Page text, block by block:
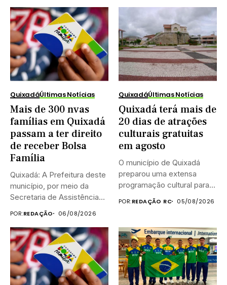
QuixadáÚltimas Notícias
Mais de 300 nvas
famílias em Quixadá
passam a ter direito
de receber Bolsa
Família
Quixadá: A Prefeitura deste
município, por meio da
Secretaria de Assistência
POR:REDAÇÃO 06/08/2026
QuixadáÚltimas Notícias
Quixadá terá mais de
20 dias de atrações
culturais gratuitas
em agosto
O município de Quixadá
preparou uma extensa
programação cultural para
POR:REDAÇÃO RC 05/08/2026